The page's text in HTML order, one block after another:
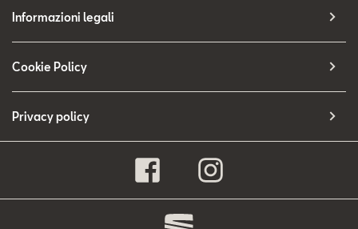
Informazioni legali
Cookie Policy
Privacy policy